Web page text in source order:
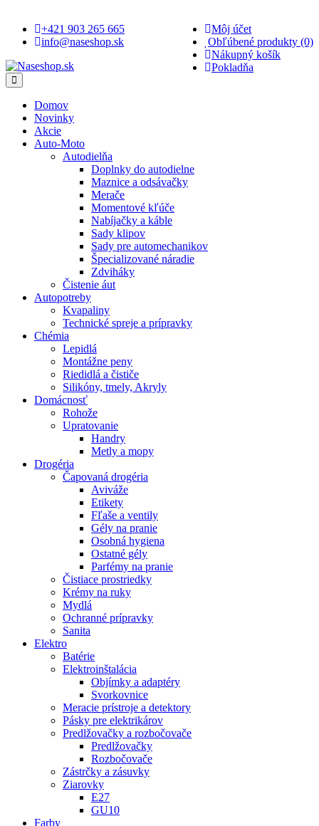
+421 903 265 665
info@naseshop.sk
Môj účet
Obľúbené produkty (0)
Nákupný košík
Pokladňa
Domov
Novinky
Akcie
Auto-Moto
Autodielňa
Doplnky do autodielne
Maznice a odsávačky
Merače
Momentové kľúče
Nabíjačky a káble
Sady klipov
Sady pre automechanikov
Špecializované náradie
Zdviháky
Čistenie áut
Autopotreby
Kvapaliny
Technické spreje a prípravky
Chémia
Lepidlá
Montážne peny
Riedidlá a čističe
Silikóny, tmely, Akryly
Domácnosť
Rohože
Upratovanie
Handry
Metly a mopy
Drogéria
Čapovaná drogéria
Aviváže
Etikety
Fľaše a ventily
Gély na pranie
Osobná hygiena
Ostatné gély
Parfémy na pranie
Čistiace prostriedky
Krémy na ruky
Mydlá
Ochranné prípravky
Sanita
Elektro
Batérie
Elektroinštalácia
Objímky a adaptéry
Svorkovnice
Meracie prístroje a detektory
Pásky pre elektrikárov
Predlžovačky a rozbočovače
Predlžovačky
Rozbočovače
Zástrčky a zásuvky
Ziarovky
E27
GU10
Farby